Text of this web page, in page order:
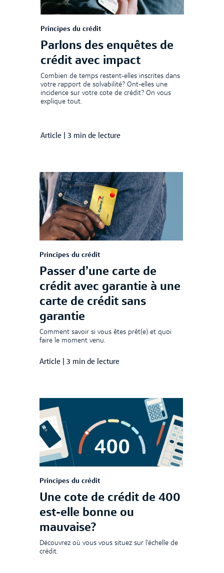
Principes du crédit
Parlons des enquêtes de
crédit avec impact
Combien de temps restent-elles inscrites dans
votre rapport de solvabilité? Ont-elles une
incidence sur votre cote de crédit? On vous
explique tout.
Article 3 min de lecture
Principes du crédit
Passer d’une carte de
crédit avec garantie à une
carte de crédit sans
garantie
Comment savoir si vous êtes prêt(e) et quoi
faire le moment venu.
Article 3 min de lecture
Principes du crédit
Une cote de crédit de 400
est-elle bonne ou
mauvaise?
Découvrez où vous vous situez sur l’échelle de
crédit.